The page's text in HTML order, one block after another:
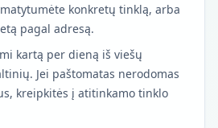
konkretų tinklą, arba
pagal adresą.
kartą per dieną iš viešų
Jei paštomatas nerodomas
kreipkitės į atitinkamo tinklo